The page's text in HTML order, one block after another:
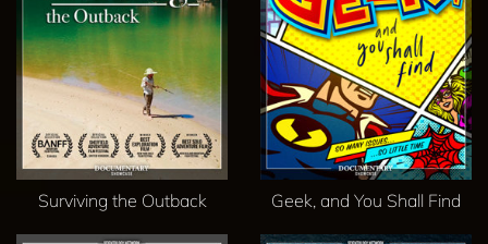
Surviving the Outback Geek, and You Shall Find